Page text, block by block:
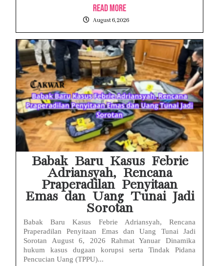
Read More
August 6, 2026
Babak Baru Kasus Febrie
Adriansyah, Rencana
Praperadilan Penyitaan
Emas dan Uang Tunai Jadi
Sorotan
Babak Baru Kasus Febrie Adriansyah, Rencana
Praperadilan Penyitaan Emas dan Uang Tunai Jadi
Sorotan August 6, 2026 Rahmat Yanuar Dinamika
hukum kasus dugaan korupsi serta Tindak Pidana
Pencucian Uang (TPPU)...